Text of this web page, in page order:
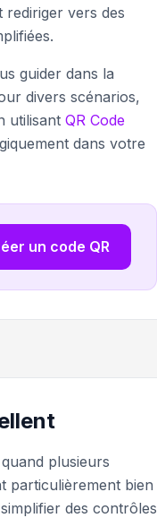
vers des
guider dans la
divers scénarios,
utilisant QR Code
dans votre
un code QR
plusieurs
particulièrement bien
des contrôles